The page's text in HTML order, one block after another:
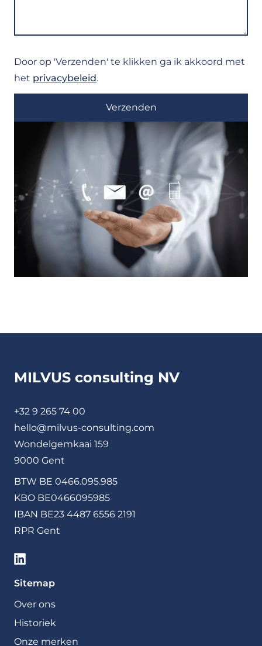
Door op 'Verzenden' te klikken ga ik akkoord met
het privacybeleid.
Verzenden
MILVUS consulting NV
+32 9 265 74 00
hello@milvus-consulting.com
Wondelgemkaai 159
9000 Gent
BTW BE 0466.095.985
KBO BE0466095985
IBAN BE23 4487 6556 2191
RPR Gent
Sitemap
Over ons
Historiek
Onze merken